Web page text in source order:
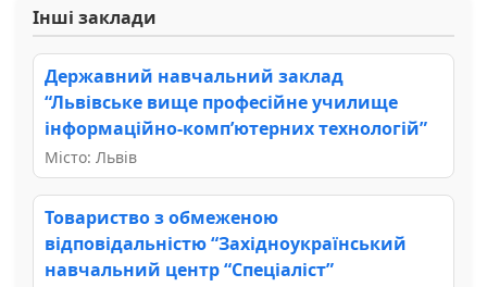
Інші заклади
Державний навчальний заклад
“Львівське вище професійне училище
інформаційно-комп’ютерних технологій”
Місто: Львів
Товариство з обмеженою
відповідальністю “Західноукраїнський
навчальний центр “Спеціаліст”